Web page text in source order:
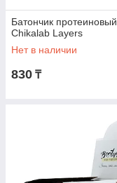
Батончик протеиновый
Chikalab Layers
Нет в наличии
830 ₸